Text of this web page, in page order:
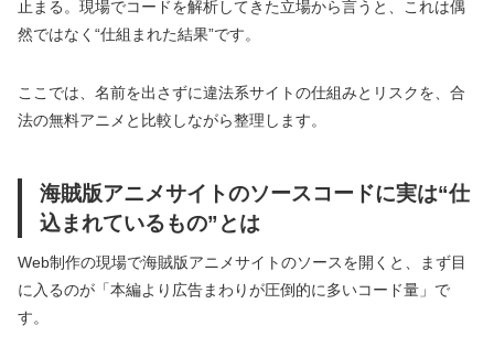
止まる。現場でコードを解析してきた立場から言うと、これは偶
然ではなく“仕組まれた結果”です。
ここでは、名前を出さずに違法系サイトの仕組みとリスクを、合
法の無料アニメと比較しながら整理します。
海賊版アニメサイトのソースコードに実は“仕
込まれているもの”とは
Web制作の現場で海賊版アニメサイトのソースを開くと、まず目
に入るのが「本編より広告まわりが圧倒的に多いコード量」で
す。